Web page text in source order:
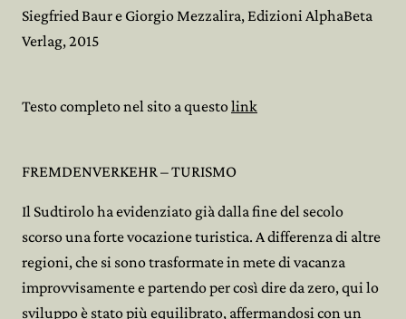
Archiv
Siegfried Baur e Giorgio Mezzalira, Edizioni AlphaBeta
Verlag, 2015
Testo completo nel sito a questolink
FREMDENVERKEHR – TURISMO
Il Sudtirolo ha evidenziato già dalla fine del secolo
scorso una forte vocazione turistica. A differenza di altre
regioni, che si sono trasformate in mete di vacanza
improvvisamente e partendo per così dire da zero, qui lo
sviluppo è stato più equilibrato, affermandosi con un